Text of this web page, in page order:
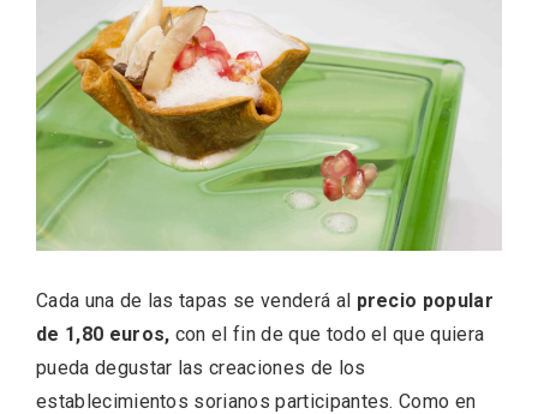
Cada una de las tapas se venderá al precio popular
de 1,80 euros, con el fin de que todo el que quiera
pueda degustar las creaciones de los
establecimientos sorianos participantes. Como en
La zonificación como recurso turístico
de la Ruta del Vino de Rueda